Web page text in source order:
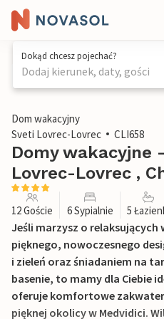
Dokąd chcesz pojechać?
Dodaj kierunek, daty, gości
1 / 33
Dom wakacyjny
Sveti Lovrec-Lovrec
CLI658
Domy wakacyjne
Lovrec-Lovrec ,
12 Goście 6 Sypialnie 5
Jeśli marzysz o
pięknego, nowoczesnego
i zieleń oraz śniadaniem na
basenie, to mamy dla Ciebie
oferuje komfortowe
pięknej okolicy w Medvidici.